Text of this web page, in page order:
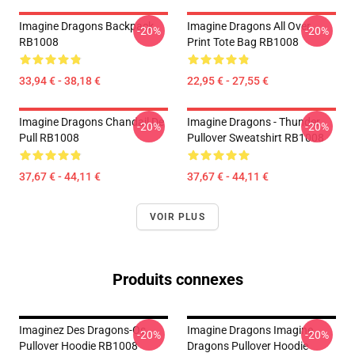
Imagine Dragons Backpack
RB1008
33,94 € - 38,18 €
-20%
Imagine Dragons All Over
Print Tote Bag RB1008
22,95 € - 27,55 €
-20%
Imagine Dragons Chandail De
Pull RB1008
37,67 € - 44,11 €
-20%
Imagine Dragons - Thunder
Pullover Sweatshirt RB1008
37,67 € - 44,11 €
-20%
VOIR PLUS
Produits connexes
Imaginez Des Dragons-Os
Pullover Hoodie RB1008
-20%
Imagine Dragons Imagine
Dragons Pullover Hoodie
-20%